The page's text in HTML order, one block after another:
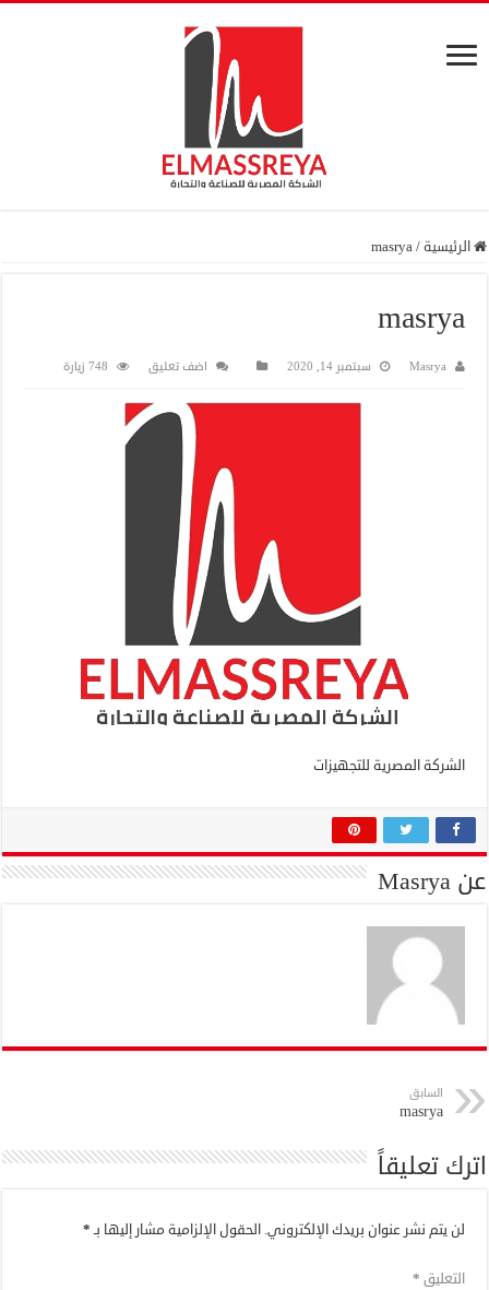
الرئيسية/
masrya
masrya
Masrya سبتمبر 14, 2020 اضف تعليق 748 زيارة
الشركة المصرية للتجهيزات
عن Masrya
السابق
masrya
اترك تعليقاً
لن يتم نشر عنوان بريدك الإلكتروني. الحقول الإلزامية مشار إليها بـ*
التعليق *